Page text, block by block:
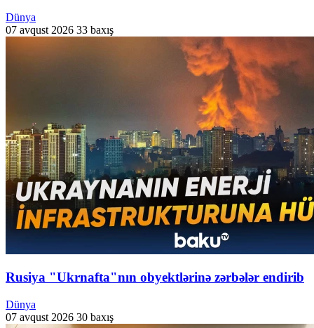
Dünya
07 avqust 2026 33 baxış
Rusiya "Ukrnafta"nın obyektlərinə zərbələr endirib
Dünya
07 avqust 2026 30 baxış